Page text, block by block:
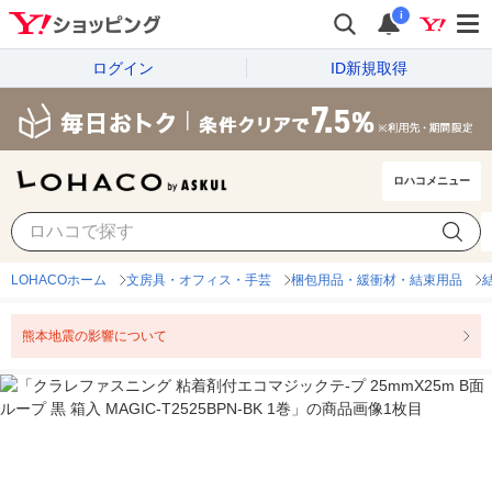
i
ログイン ID新規取得
ロハコメニュー
LOHACOホーム 文房具・オフィス・手芸 梱包用品・緩衝材・結束用品
熊本地震の影響について